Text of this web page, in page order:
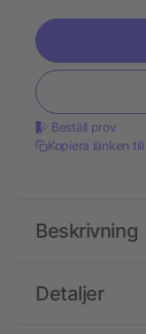
Beställ prov
Kopiera länken
Detaljer
Beskrivning